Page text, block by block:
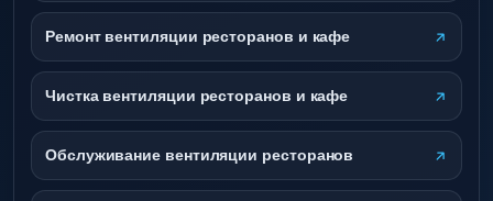
Ремонт вентиляции ресторанов и кафе
Чистка вентиляции ресторанов и кафе
Обслуживание вентиляции ресторанов